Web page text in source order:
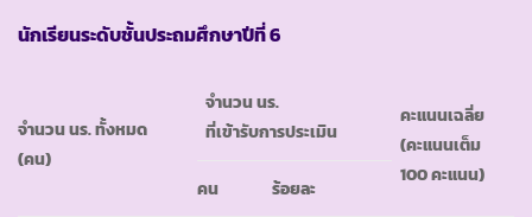
นักเรียนระดับชั้นประถมศึกษาปีที่ 6
จำนวน นร. ทั้งหมด
(คน)
จำนวน นร.
ที่เข้ารับการประเมิน
คะแนนเฉลี่ย
(คะแนนเต็ม
100 คะแนน)
คน ร้อยละ